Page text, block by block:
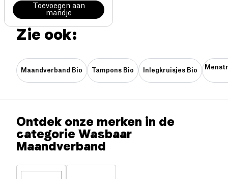
Toevoegen aan
mandje
Zie ook:
Maandverband Bio Tampons Bio Inlegkruisjes Bio
Ontdek onze merken in de
categorie Wasbaar
Maandverband